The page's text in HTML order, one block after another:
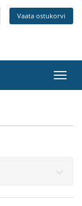
Vaata ostukorvi